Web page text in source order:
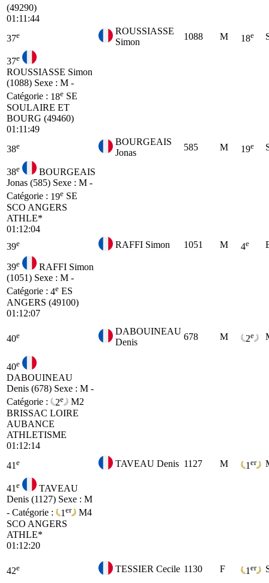
(49290)
01:11:44
37e
ROUSSIASSE
Simon
1088 M 18e
37e
ROUSSIASSE Simon
(1088) Sexe : M -
Catégorie : 18e SE
SOULAIRE ET
BOURG (49460)
01:11:49
38e
BOURGEAIS
Jonas
585 M 19e
38e
BOURGEAIS
Jonas (585) Sexe : M -
Catégorie : 19e SE
SCO ANGERS
ATHLE*
01:12:04
39e RAFFI Simon 1051 M 4e
39e
RAFFI Simon
(1051) Sexe : M -
Catégorie : 4e ES
ANGERS (49100)
01:12:07
40e
DABOUINEAU
Denis
678 M 2e
40e
DABOUINEAU
Denis (678) Sexe : M -
Catégorie :
2e
M2
BRISSAC LOIRE
AUBANCE
ATHLETISME
01:12:14
41 e TAVEAU Denis 1127 M 1 er
41 e
TAVEAU
Denis (1127) Sexe : M
- Catégorie :
1 er
M4
SCO ANGERS
ATHLE*
01:12:20
42e TESSIER Cecile 1130 F 1 er